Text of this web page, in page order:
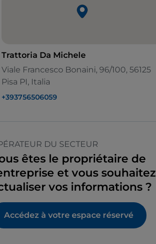
Trattoria Da Michele
Viale Francesco Bonaini, 96/100, 56125
Pisa PI, Italia
+393756506059
DU SECTEUR
êtes le propriétaire de
et vous souhaitez
vos informations ?
Accédez à votre espace réservé